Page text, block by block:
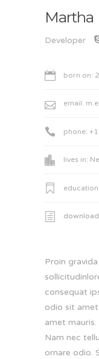
Martha
Developer
born on:
email:
phone:
lives in:
Proin
consequat
odio sit
amet
Nam nec
ornare odio.